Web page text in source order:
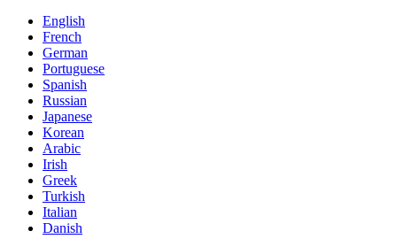
English
French
German
Portuguese
Spanish
Russian
Japanese
Korean
Arabic
Irish
Greek
Turkish
Italian
Danish